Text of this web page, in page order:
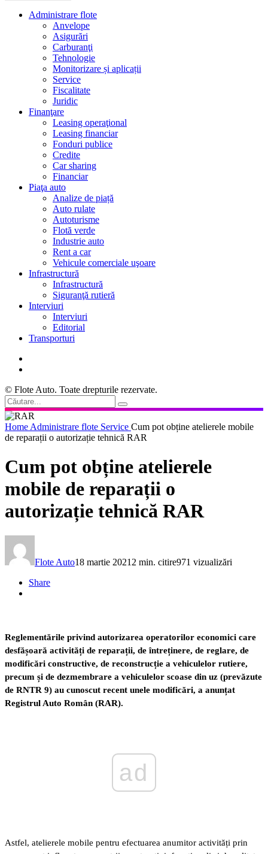
Administrare flote
Anvelope
Asigurări
Carburanţi
Tehnologie
Monitorizare și aplicații
Service
Fiscalitate
Juridic
Finanţare
Leasing operaţional
Leasing financiar
Fonduri publice
Credite
Car sharing
Financiar
Piaţa auto
Analize de piață
Auto rulate
Autoturisme
Flotă verde
Industrie auto
Rent a car
Vehicule comerciale uşoare
Infrastructură
Infrastructură
Siguranţă rutieră
Interviuri
Interviuri
Editorial
Transporturi
© Flote Auto. Toate drepturile rezervate.
Home Administrare flote Service Cum pot obține atelierele mobile
de reparații o autorizație tehnică RAR
Cum pot obține atelierele
mobile de reparații o
autorizație tehnică RAR
Flote Auto18 martie 2021 2 min. citire971 vizualizări
Share
Reglementările privind autorizarea operatorilor economici care
desfășoară activități de reparații, de întreținere, de reglare, de
modificări constructive, de reconstrucție a vehiculelor rutiere,
precum și de dezmembrare a vehiculelor scoase din uz (prevăzute
de RNTR 9) au cunoscut recent unele modificări, a anunțat
Registrul Auto Român (RAR).
ad
Astfel, atelierele mobile pentru efectuarea anumitor activități prin